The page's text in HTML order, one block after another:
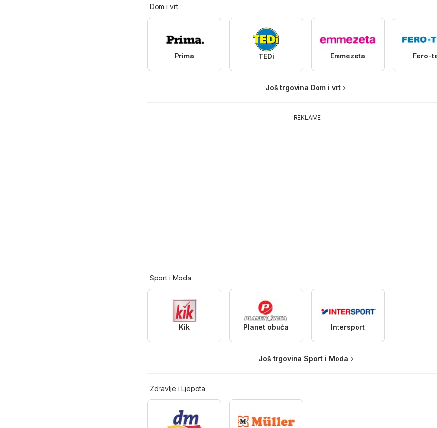
Dom i vrt
Prima TEDi Emmezeta Fero-
Još trgovina Dom i vrt
REKLAME
Sport i Moda
Kik Planet obuća Intersport
Još trgovina Sport i Moda
Zdravlje i Ljepota